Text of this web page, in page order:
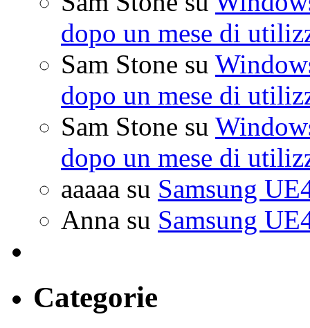
dopo un mese di
Sam Stone su
dopo un mese di
Sam Stone su
dopo un mese di
aaaaa su Samsung
Anna su Samsung
Categorie